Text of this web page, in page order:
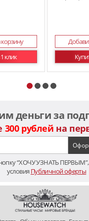
клик
деньги за
300 рублей на
“ХОЧУ УЗНАТЬ
условия Публичной оферты